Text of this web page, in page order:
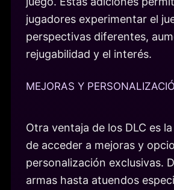
jugadores experimentar el
perspectivas diferentes,
rejugabilidad y el interés.
MEJORAS Y
Otra ventaja de los DLC es
de acceder a mejoras y
personalización exclusivas.
armas hasta atuendos